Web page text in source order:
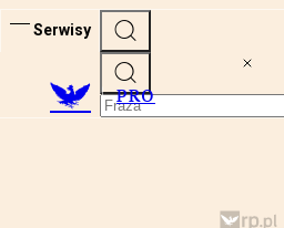
Serwisy
PRO